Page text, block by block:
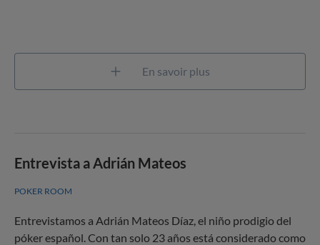
En savoir plus
Entrevista a Adrián Mateos
POKER ROOM
Entrevistamos a Adrián Mateos Díaz, el niño prodigio del
póker español. Con tan solo 23 años está considerado como